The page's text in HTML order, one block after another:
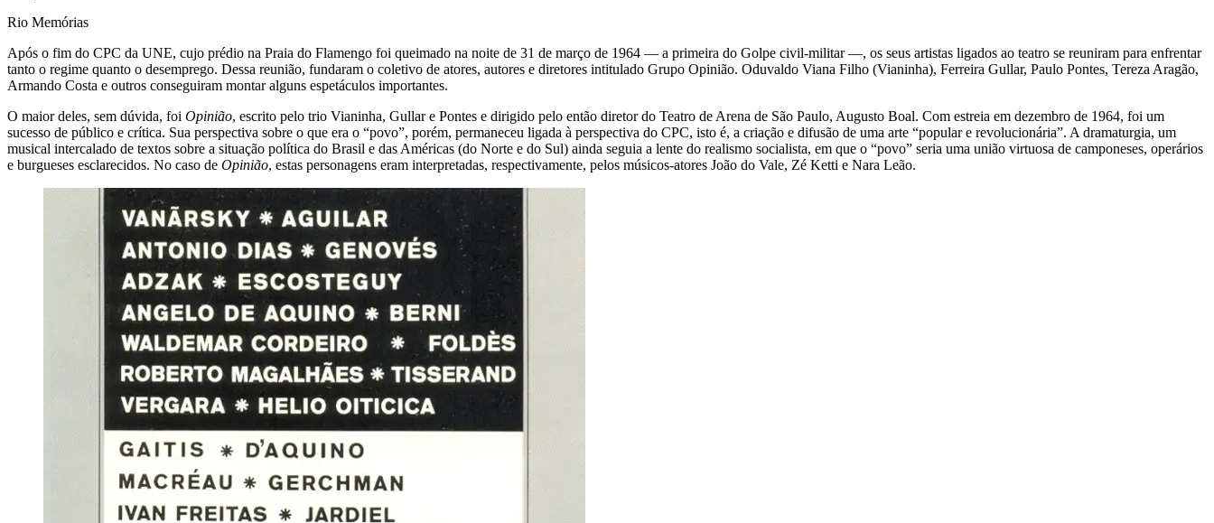
Rio Memórias
Após o fim do CPC da UNE, cujo prédio na Praia do Flamengo foi queimado na noite de 31 de março de 1964 — a primeira do Golpe civil-militar —, os seus artistas ligados ao teatro se reuniram para enfrentar
tanto o regime quanto o desemprego. Dessa reunião, fundaram o coletivo de atores, autores e diretores intitulado Grupo Opinião. Oduvaldo Viana Filho (Vianinha), Ferreira Gullar, Paulo Pontes, Tereza Aragão,
Armando Costa e outros conseguiram montar alguns espetáculos importantes.
O maior deles, sem dúvida, foi Opinião, escrito pelo trio Vianinha, Gullar e Pontes e dirigido pelo então diretor do Teatro de Arena de São Paulo, Augusto Boal. Com estreia em dezembro de 1964, foi um
sucesso de público e crítica. Sua perspectiva sobre o que era o “povo”, porém, permaneceu ligada à perspectiva do CPC, isto é, a criação e difusão de uma arte “popular e revolucionária”. A dramaturgia, um
musical intercalado de textos sobre a situação política do Brasil e das Américas (do Norte e do Sul) ainda seguia a lente do realismo socialista, em que o “povo” seria uma união virtuosa de camponeses, operários
e burgueses esclarecidos. No caso de Opinião, estas personagens eram interpretadas, respectivamente, pelos músicos-atores João do Vale, Zé Ketti e Nara Leão.